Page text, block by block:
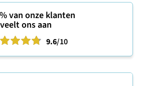
van onze klanten
ons aan
9.6/10